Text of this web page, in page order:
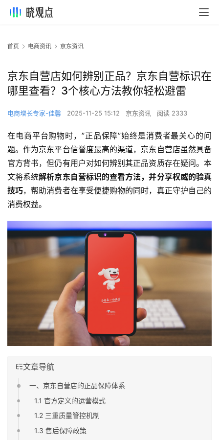
首页 电商资讯 京东资讯
京东自营店如何辨别正品？京东自营标识在
哪里查看？3个核心方法教你轻松避雷
电商增长专家-佳馨 2025-11-25 15:12 京东资讯 阅读 2333
在电商平台购物时，”正品保障”始终是消费者最关心的问
题。作为京东平台信誉度最高的渠道，京东自营店虽然具备
官方背书，但仍有用户对如何辨别其正品资质存在疑问。本
文将系统解析京东自营标识的查看方法，并分享权威的验真
技巧，帮助消费者在享受便捷购物的同时，真正守护自己的
消费权益。
文章导航
一、京东自营店的正品保障体系
1.1 官方定义的运营模式
1.2 三重质量管控机制
1.3 售后保障政策